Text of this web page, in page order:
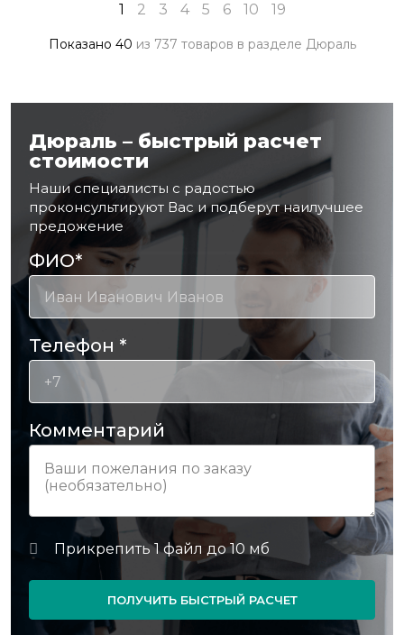
1 2 3 4 5 6 10 19
Показано 40 из 737 товаров в разделе Дюраль
Дюраль – быстрый расчет
стоимости
Наши специалисты с радостью
проконсультируют Вас и подберут наилучшее
предожение
ФИО*
Телефон *
Комментарий
ПОЛУЧИТЬ БЫСТРЫЙ РАСЧЕТ